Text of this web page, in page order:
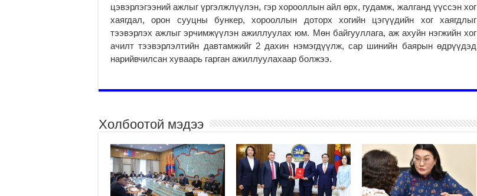
цэвэрлэгээний ажлыг үргэлжлүүлэн, гэр хорооллын айл өрх, гудамж, жалганд үүссэн хог
хаягдал, орон сууцны бункер, хорооллын доторх хогийн цэгүүдийн хог хаягдлыг
тээвэрлэх ажлыг эрчимжүүлэн ажиллуулах юм. Мөн байгууллага, аж ахуйн нэгжийн хог
ачилт тээвэрлэлтийн давтамжийг 2 дахин нэмэгдүүлж, сар шинийн баярын өдрүүдэд
нарийвчилсан хуваарь гарган ажиллуулахаар болжээ.
Холбоотой мэдээ